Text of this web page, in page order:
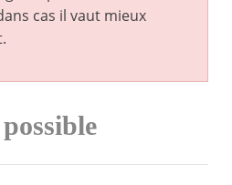
cas il vaut mieux